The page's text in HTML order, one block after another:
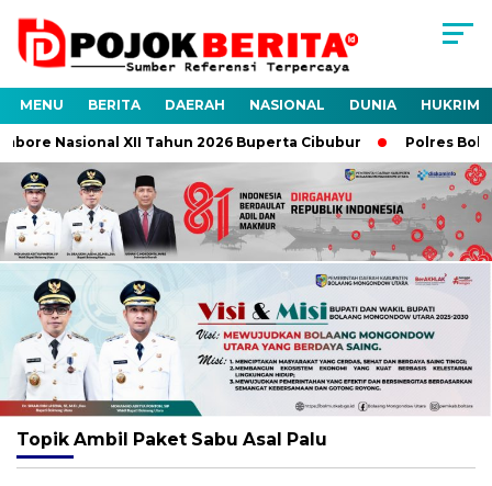
MENU BERITA DAERAH NASIONAL DUNIA HUKRIM
Nasional XII Tahun 2026 Buperta Cibubur Polres
Topik Ambil Paket Sabu Asal Palu